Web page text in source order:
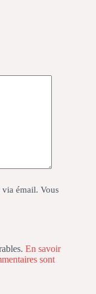
émail. Vous
En savoir
sont